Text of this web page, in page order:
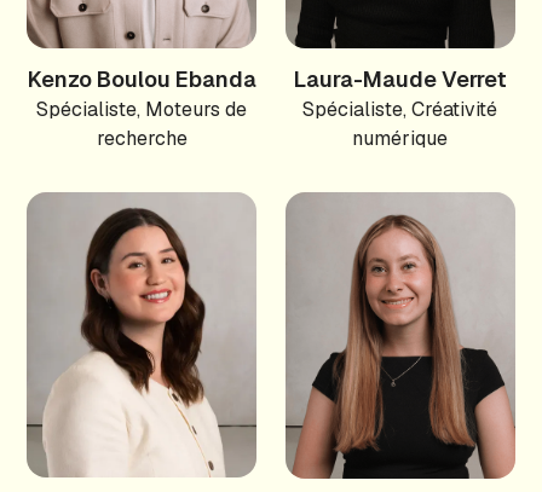
Kenzo Boulou Ebanda
Spécialiste, Moteurs de
recherche
Laura-Maude Verret
Spécialiste, Créativité
numérique